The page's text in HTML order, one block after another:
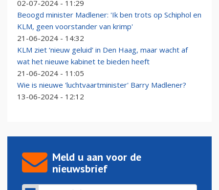
02-07-2024 - 11:29
Beoogd minister Madlener: 'Ik ben trots op Schiphol en
KLM, geen voorstander van krimp'
21-06-2024 - 14:32
KLM ziet ‘nieuw geluid’ in Den Haag, maar wacht af
wat het nieuwe kabinet te bieden heeft
21-06-2024 - 11:05
Wie is nieuwe 'luchtvaartminister' Barry Madlener?
13-06-2024 - 12:12
Meld u aan voor de
nieuwsbrief